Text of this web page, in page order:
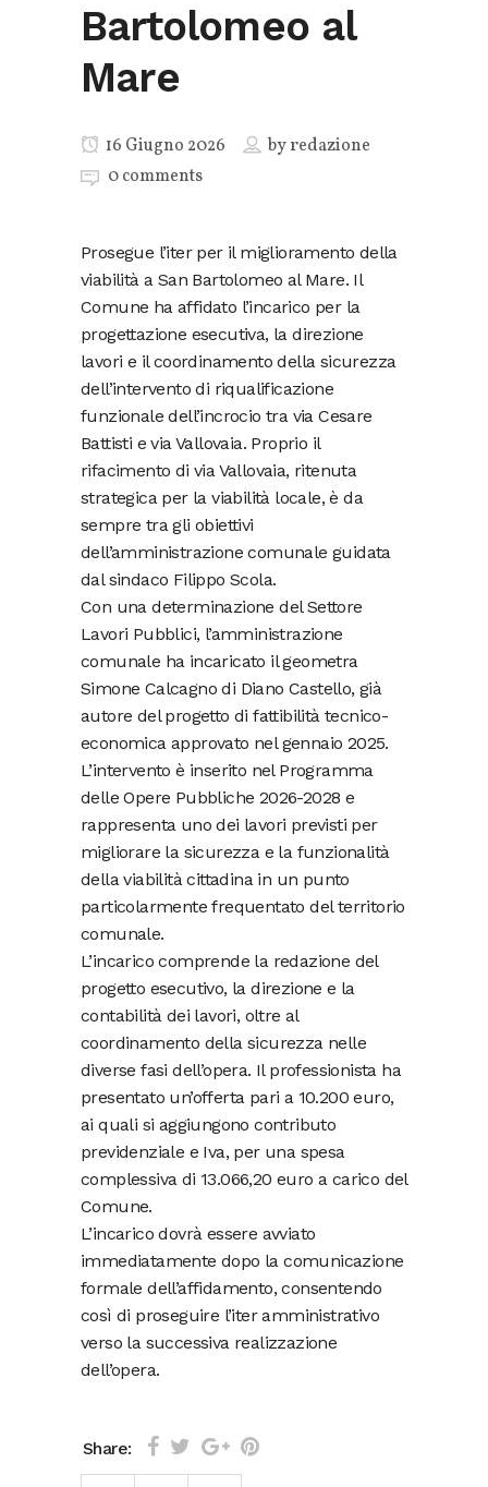
Bartolomeo al
Mare
16 Giugno 2026 byredazione
0 comments
Prosegue l’iter per il miglioramento della
viabilità a San Bartolomeo al Mare. Il
Comune ha affidato l’incarico per la
progettazione esecutiva, la direzione
lavori e il coordinamento della sicurezza
dell’intervento di riqualificazione
funzionale dell’incrocio tra via Cesare
Battisti e via Vallovaia. Proprio il
rifacimento di via Vallovaia, ritenuta
strategica per la viabilità locale, è da
sempre tra gli obiettivi
dell’amministrazione comunale guidata
dal sindaco Filippo Scola.
Con una determinazione del Settore
Lavori Pubblici, l’amministrazione
comunale ha incaricato il geometra
Simone Calcagno di Diano Castello, già
autore del progetto di fattibilità tecnico-
economica approvato nel gennaio 2025.
L’intervento è inserito nel Programma
delle Opere Pubbliche 2026-2028 e
rappresenta uno dei lavori previsti per
migliorare la sicurezza e la funzionalità
della viabilità cittadina in un punto
particolarmente frequentato del territorio
comunale.
L’incarico comprende la redazione del
progetto esecutivo, la direzione e la
contabilità dei lavori, oltre al
coordinamento della sicurezza nelle
diverse fasi dell’opera. Il professionista ha
presentato un’offerta pari a 10.200 euro,
ai quali si aggiungono contributo
previdenziale e Iva, per una spesa
complessiva di 13.066,20 euro a carico del
Comune.
L’incarico dovrà essere avviato
immediatamente dopo la comunicazione
formale dell’affidamento, consentendo
così di proseguire l’iter amministrativo
verso la successiva realizzazione
dell’opera.
Share: